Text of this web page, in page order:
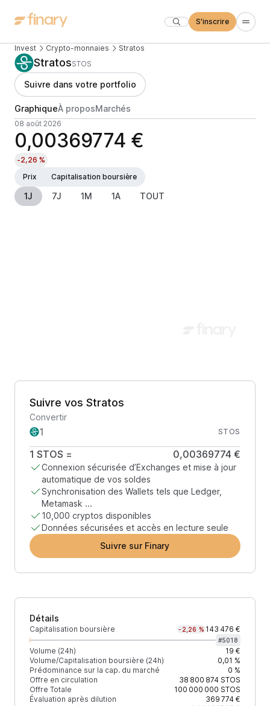
S'inscrire
Invest Crypto-monnaies Stratos
StratosSTOS
Suivre dans votre portfolio
GraphiqueÀ proposMarchés
08 août 2026
0,00369774 €
-2,26 %
Prix
Capitalisation boursière
1J 7J 1M 1A TOUT
Suivre vos Stratos
Convertir
STOS
1 STOS = 0,00369774 €
Connexion sécurisée d’Exchanges et mise à jour
automatique de vos soldes
Synchronisation des Wallets tels que Ledger,
Metamask ...
10,000 cryptos disponibles
Données sécurisées et accès en lecture seule
Suivre sur Finary
Détails
Capitalisation boursière -2,26 % 143 476 €
#5018
Volume (24h)
19 €
Volume/Capitalisation boursière (24h)
0,01 %
Prédominance sur la cap. du marché
0 %
Offre en circulation
38 800 874STOS
Offre Totale
100 000 000 STOS
Évaluation après dilution
369 774 €